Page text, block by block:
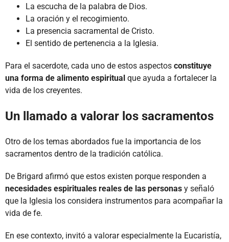
La escucha de la palabra de Dios.
La oración y el recogimiento.
La presencia sacramental de Cristo.
El sentido de pertenencia a la Iglesia.
Para el sacerdote, cada uno de estos aspectos constituye
una forma de alimento espiritual que ayuda a fortalecer la
vida de los creyentes.
Un llamado a valorar los sacramentos
Otro de los temas abordados fue la importancia de los
sacramentos dentro de la tradición católica.
De Brigard afirmó que estos existen porque responden a
necesidades espirituales reales de las personas y señaló
que la Iglesia los considera instrumentos para acompañar la
vida de fe.
En ese contexto, invitó a valorar especialmente la Eucaristía,